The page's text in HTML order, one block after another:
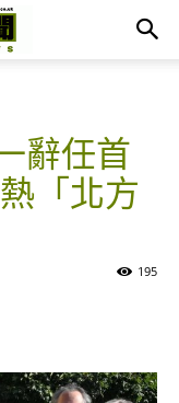
辭任首
「北方
195